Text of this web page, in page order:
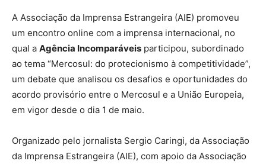
A Associação da Imprensa Estrangeira (AIE) promoveu
um encontro online com a imprensa internacional, no
qual a Agência Incomparáveis participou, subordinado
ao tema “Mercosul: do protecionismo à competitividade”,
um debate que analisou os desafios e oportunidades do
acordo provisório entre o Mercosul e a União Europeia,
em vigor desde o dia 1 de maio.
Organizado pelo jornalista Sergio Caringi, da Associação
da Imprensa Estrangeira (AIE), com apoio da Associação